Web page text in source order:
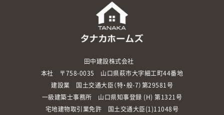
田中建設株式会社
本社 〒758-0035 山口県萩市大字細工町44番地
建設業 国土交通大臣（特・般-7）第29581号
一級建築士事務所 山口県知事登録 (H) 第1321号
宅地建物取引業免許 国土交通大臣(1)11048号